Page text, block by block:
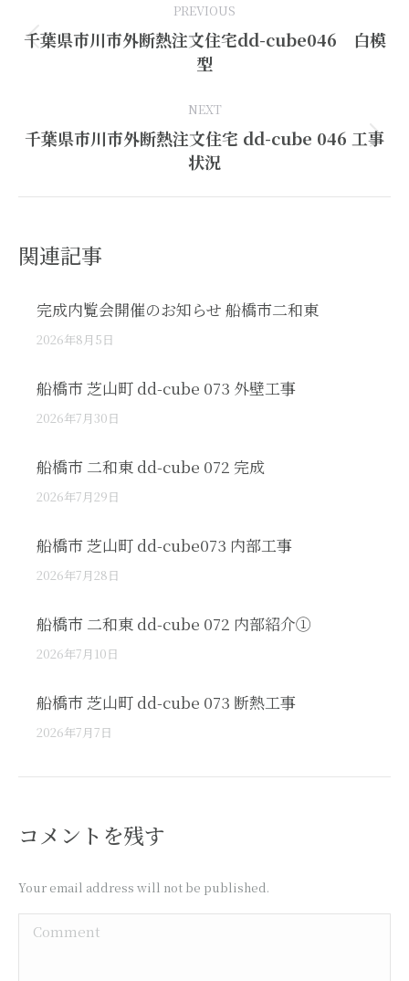
PREVIOUS
Previous
post:
千葉県市川市外断熱注文住宅dd-cube046 白模
型
NEXT
Next
post:
千葉県市川市外断熱注文住宅 dd-cube 046 工事
状況
関連記事
完成内覧会開催のお知らせ 船橋市二和東
2026年8月5日
船橋市 芝山町 dd-cube 073 外壁工事
2026年7月30日
船橋市 二和東 dd-cube 072 完成
2026年7月29日
船橋市 芝山町 dd-cube073 内部工事
2026年7月28日
船橋市 二和東 dd-cube 072 内部紹介①
2026年7月10日
船橋市 芝山町 dd-cube 073 断熱工事
2026年7月7日
コメントを残す
Your email address will not be published.
Comment